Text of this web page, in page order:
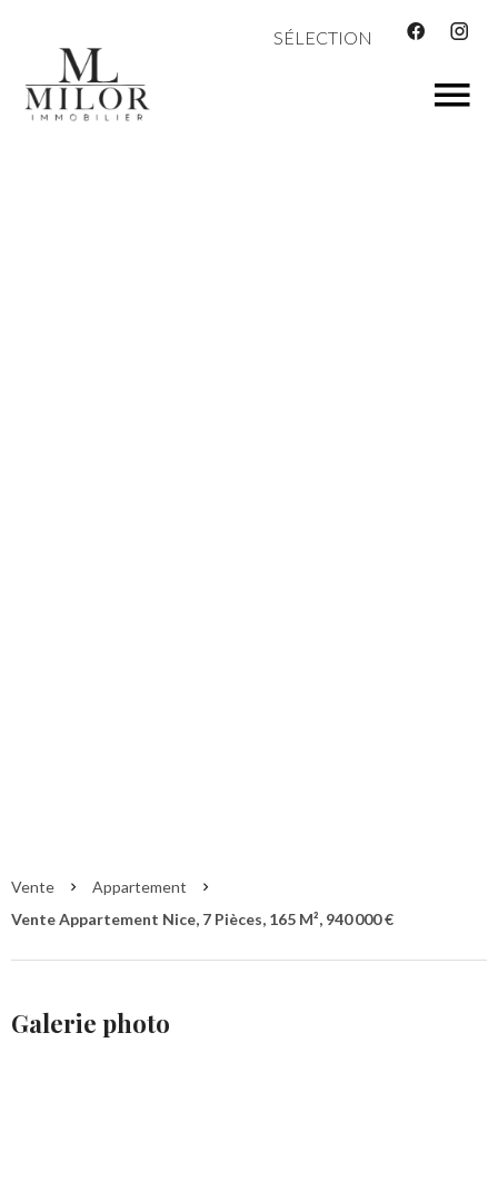
SÉLECTION
Vente
Appartement
Vente Appartement Nice, 7 Pièces, 165 M², 940 000 €
Galerie photo